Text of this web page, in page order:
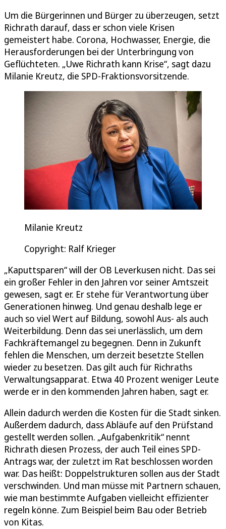
Um die Bürgerinnen und Bürger zu überzeugen, setzt
Richrath darauf, dass er schon viele Krisen
gemeistert habe. Corona, Hochwasser, Energie, die
Herausforderungen bei der Unterbringung von
Geflüchteten. „Uwe Richrath kann Krise“, sagt dazu
Milanie Kreutz, die SPD-Fraktionsvorsitzende.
Milanie Kreutz
Copyright: Ralf Krieger
„Kaputtsparen“ will der OB Leverkusen nicht. Das sei
ein großer Fehler in den Jahren vor seiner Amtszeit
gewesen, sagt er. Er stehe für Verantwortung über
Generationen hinweg. Und genau deshalb lege er
auch so viel Wert auf Bildung, sowohl Aus- als auch
Weiterbildung. Denn das sei unerlässlich, um dem
Fachkräftemangel zu begegnen. Denn in Zukunft
fehlen die Menschen, um derzeit besetzte Stellen
wieder zu besetzen. Das gilt auch für Richraths
Verwaltungsapparat. Etwa 40 Prozent weniger Leute
werde er in den kommenden Jahren haben, sagt er.
Allein dadurch werden die Kosten für die Stadt sinken.
Außerdem dadurch, dass Abläufe auf den Prüfstand
gestellt werden sollen. „Aufgabenkritik“ nennt
Richrath diesen Prozess, der auch Teil eines SPD-
Antrags war, der zuletzt im Rat beschlossen worden
war. Das heißt: Doppelstrukturen sollen aus der Stadt
verschwinden. Und man müsse mit Partnern schauen,
wie man bestimmte Aufgaben vielleicht effizienter
regeln könne. Zum Beispiel beim Bau oder Betrieb
von Kitas.